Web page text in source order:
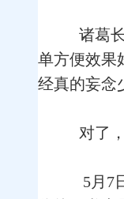
诸葛
单方便效果
经真的妄念
对了，
5月7